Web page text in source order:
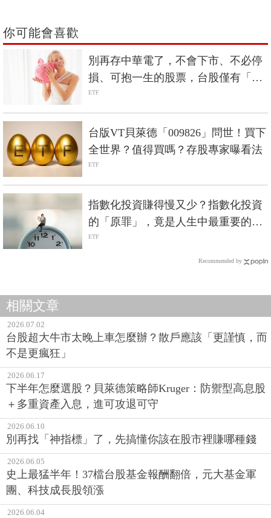
你可能會喜歡
別再存中華電了，不會下市、不必停
損、可抱一生的股票，台股僅有「這
兩檔」
ETF
台版VT貝萊德「009826」問世！買下
全世界？值得買嗎？存股專家曝看法
ETF
指數化投資賺得慢又少？指數化投資
的「原罪」，竟是人生中最重要的禮
物？
ETF
Recommended by
相關文章
2026.07.02
台股超大牛市太晚上車怎麼辦？散戶應該「更謹慎，而
不是更瘋狂」
2026.06.17
下半年怎麼選股？貝萊德策略師Kruger：防禦型高息股
＋多重資產入息，進可攻退可守
2026.06.10
別再找「神指標」了，先搞懂你該在股市裡賺哪種錢
2026.06.05
史上最猛半年！37檔台股基金報酬翻倍，元大基金軍
團、科技成長股領漲
2026.06.04